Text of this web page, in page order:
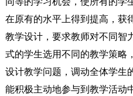
在原有的水平上得到提高，获
教学设计，要求教师对不同智
式的学生选用不同的教学策略
设计教学问题，调动全体学生
能积极主动地参与到教学活动